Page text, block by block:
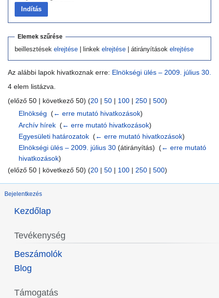
Elemek szűrése
beillesztések elrejtése| linkek elrejtése| átirányítások elrejtése
Az alábbi lapok hivatkoznak erre: Elnökségi ülés – 2009. július 30.
4 elem listázva.
(előző 50 | következő 50) (20 | 50 | 100 | 250 | 500)
Elnökség ‎(← erre mutató hivatkozások)
Archív hírek ‎(← erre mutató hivatkozások)
Egyesületi határozatok ‎(← erre mutató hivatkozások)
Elnökségi ülés – 2009. július 30 (átirányítás) ‎(← erre mutató
hivatkozások)
(előző 50 | következő 50) (20 | 50 | 100 | 250 | 500)
Bejelentkezés
Kezdőlap
Tevékenység
Beszámolók
Blog
Támogatás